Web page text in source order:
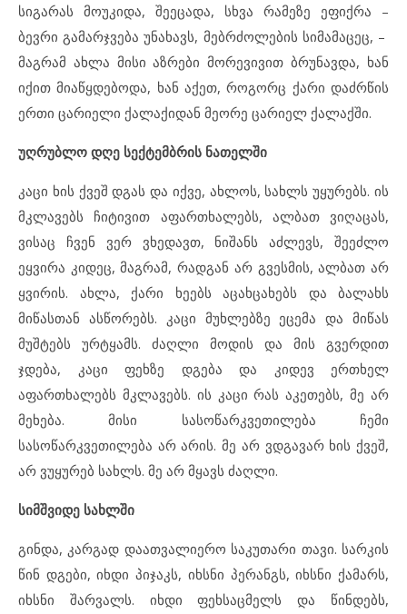
სიგარას მოუკიდა, შეეცადა, სხვა რამეზე ეფიქრა –
ბევრი გამარჯვება უნახავს, მებრძოლების სიმამაცეც, –
მაგრამ ახლა მისი აზრები მორევივით ბრუნავდა, ხან
იქით მიაწყდებოდა, ხან აქეთ, როგორც ქარი დაძრწის
ერთი ცარიელი ქალაქიდან მეორე ცარიელ ქალაქში.
უღრუბლო დღე სექტემბრის ნათელში
კაცი ხის ქვეშ დგას და იქვე, ახლოს, სახლს უყურებს. ის
მკლავებს ჩიტივით აფართხალებს, ალბათ ვიღაცას,
ვისაც ჩვენ ვერ ვხედავთ, ნიშანს აძლევს, შეეძლო
ეყვირა კიდეც, მაგრამ, რადგან არ გვესმის, ალბათ არ
ყვირის. ახლა, ქარი ხეებს აცახცახებს და ბალახს
მიწასთან ასწორებს. კაცი მუხლებზე ეცემა და მიწას
მუშტებს ურტყამს. ძაღლი მოდის და მის გვერდით
ჯდება, კაცი ფეხზე დგება და კიდევ ერთხელ
აფართხალებს მკლავებს. ის კაცი რას აკეთებს, მე არ
მეხება. მისი სასოწარკვეთილება ჩემი
სასოწარკვეთილება არ არის. მე არ ვდგავარ ხის ქვეშ,
არ ვუყურებ სახლს. მე არ მყავს ძაღლი.
სიმშვიდე სახლში
გინდა, კარგად დაათვალიერო საკუთარი თავი. სარკის
წინ დგები, იხდი პიჯაკს, იხსნი პერანგს, იხსნი ქამარს,
იხსნი შარვალს. იხდი ფეხსაცმელს და წინდებს,